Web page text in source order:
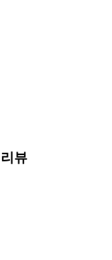
뷰